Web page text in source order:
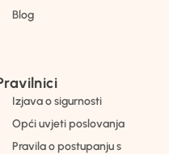
Blog
Izjava o sigurnosti
Opći uvjeti poslovanja
Pravila o postupanju s